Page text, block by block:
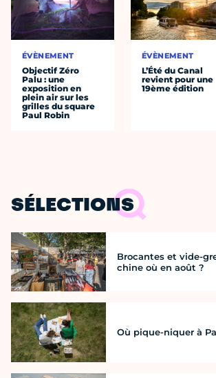
ÉVÈNEMENT
Objectif Zéro
Palu : une
exposition en
plein air sur les
grilles du square
Paul Robin
ÉVÈNEMENT
L’Été du Canal
revient pour une
19ème édition
SÉLECTIONS
Brocantes et vide-
chine où en août ?
Où pique-niquer à